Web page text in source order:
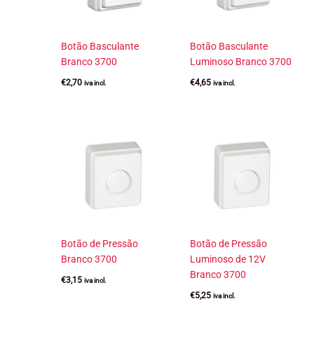
Botão Basculante
Branco 3700
€2,70 iva incl.
Botão Basculante
Luminoso Branco 3700
€4,65 iva incl.
Botão de Pressão
Branco 3700
€3,15 iva incl.
Botão de Pressão
Luminoso de 12V
Branco 3700
€5,25 iva incl.